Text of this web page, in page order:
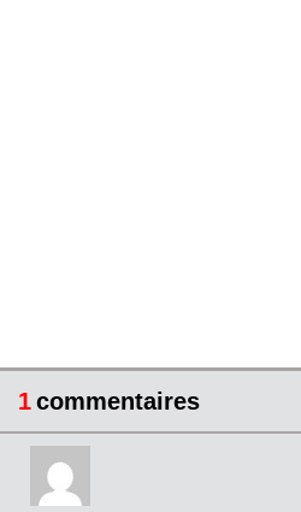
1commentaires